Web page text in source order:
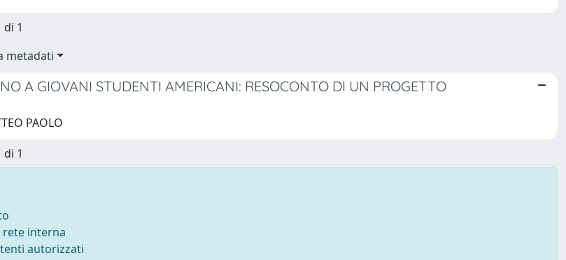
1
metadati
A GIOVANI STUDENTI AMERICANI: RESOCONTO DI UN PROGETTO
PAOLO
1
interna
autorizzati